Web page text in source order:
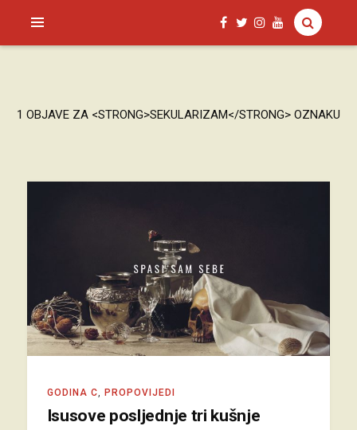
SAGUD.XYZ
1 OBJAVE ZA <STRONG>SEKULARIZAM</STRONG> OZNAKU
GODINA C PROPOVIJEDI
Isusove posljednje tri kušnje